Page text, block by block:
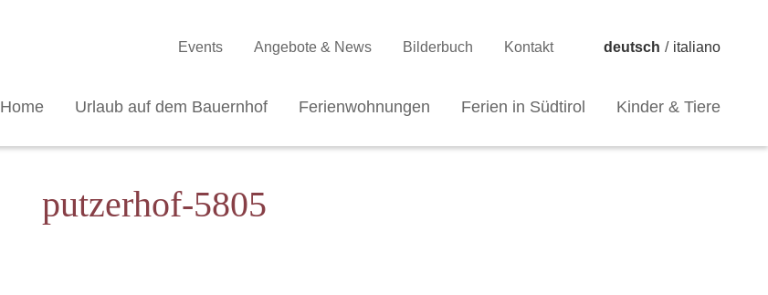
Events Angebote & News Bilderbuch Kontakt deutsch / italiano
Home Urlaub auf dem Bauernhof Ferienwohnungen Ferien in Südtirol Kinder & Tiere
putzerhof-5805